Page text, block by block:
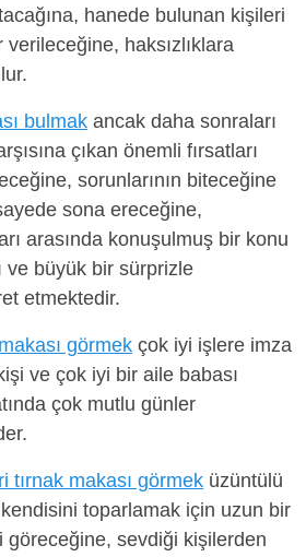
hanede bulunan kişileri
haksızlıklara
bulmak ancak daha sonraları
çıkan önemli fırsatları
sorunlarının biteceğine
sona ereceğine,
arasında konuşulmuş bir konu
ve büyük bir sürprizle
etmektedir.
görmek çok iyi işlere imza
ve çok iyi bir aile babası
çok mutlu günler
tırnak makası görmek üzüntülü
toparlamak için uzun bir
göreceğine, sevdiği kişilerden